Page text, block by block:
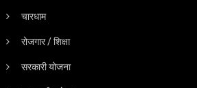
चारधाम
रोजगार / शिक्षा
सरकारी योजना